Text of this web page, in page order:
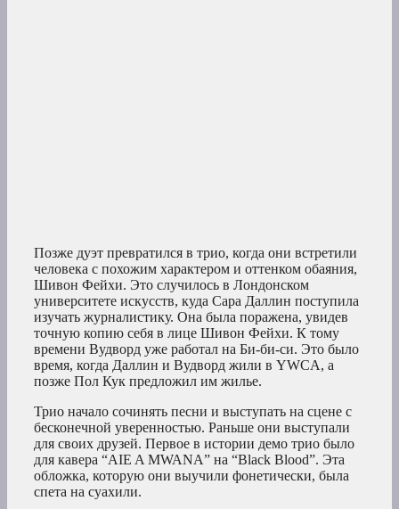
Позже дуэт превратился в трио, когда они встретили
человека с похожим характером и оттенком обаяния,
Шивон Фейхи. Это случилось в Лондонском
университете искусств, куда Сара Даллин поступила
изучать журналистику. Она была поражена, увидев
точную копию себя в лице Шивон Фейхи. К тому
времени Вудворд уже работал на Би-би-си. Это было
время, когда Даллин и Вудворд жили в YWCA, а
позже Пол Кук предложил им жилье.
Трио начало сочинять песни и выступать на сцене с
бесконечной уверенностью. Раньше они выступали
для своих друзей. Первое в истории демо трио было
для кавера “AIE A MWANA” на “Black Blood”. Эта
обложка, которую они выучили фонетически, была
спета на суахили.